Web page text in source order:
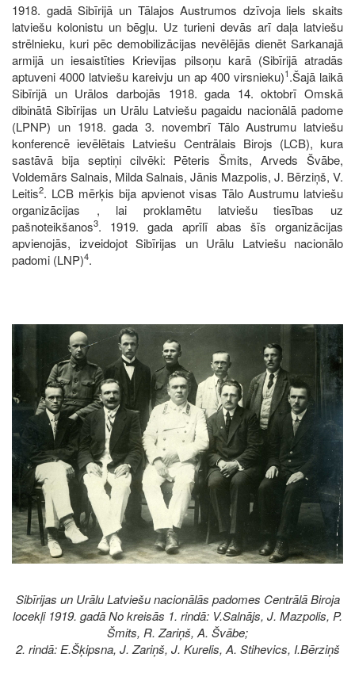
1918. gadā Sibīrijā un Tālajos Austrumos dzīvoja liels skaits
latviešu kolonistu un bēgļu. Uz turieni devās arī daļa latviešu
strēlnieku, kuri pēc demobilizācijas nevēlējās dienēt Sarkanajā
armijā un iesaistīties Krievijas pilsoņu karā (Sibīrijā atradās
aptuveni 4000 latviešu kareivju un ap 400 virsnieku)1.Šajā laikā
Sibīrijā un Urālos darbojās 1918. gada 14. oktobrī Omskā
dibinātā Sibīrijas un Urālu Latviešu pagaidu nacionālā padome
(LPNP) un 1918. gada 3. novembrī Tālo Austrumu latviešu
konferencē ievēlētais Latviešu Centrālais Birojs (LCB), kura
sastāvā bija septiņi cilvēki: Pēteris Šmits, Arveds Švābe,
Voldemārs Salnais, Milda Salnais, Jānis Mazpolis, J. Bērziņš, V.
Leitis2. LCB mērķis bija apvienot visas Tālo Austrumu latviešu
organizācijas , lai proklamētu latviešu tiesības uz
pašnoteikšanos3. 1919. gada aprīlī abas šīs organizācijas
apvienojās, izveidojot Sibīrijas un Urālu Latviešu nacionālo
padomi (LNP)4.
Image
Sibīrijas un Urālu Latviešu nacionālās padomes Centrālā Biroja
locekļi 1919. gadā No kreisās 1. rindā: V.Salnājs, J. Mazpolis, P.
Šmits, R. Zariņš, A. Švābe;
2. rindā: E.Šķipsna, J. Zariņš, J. Kurelis, A. Stihevics, I.Bērziņš